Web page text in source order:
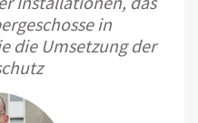
in
die Umsetzung der